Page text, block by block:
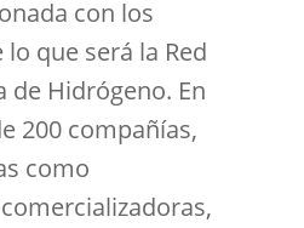
con los
que será la Red
de Hidrógeno. En
200 compañías,
como